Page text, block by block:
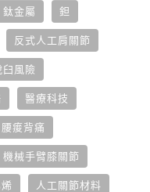
鈦金屬 鉭
反式人工肩關節
臼風險
醫療科技
腰痠背痛
機械手臂膝關節
人工關節材料